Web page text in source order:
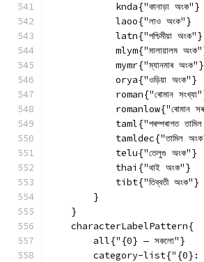
            knda{"কানাড়া অংক"}
            laoo{"লাও অংক"}
            latn{"পশ্চিমীয়া অংক"}
mlym{"মালায়ালম
            mymr{"ম্যানমাৰ অংক"}
            orya{"ওড়িয়া অংক"}
roman{"ৰোমান
romanlow{"ৰোমান
taml{"পৰম্পৰাগত তামিল
tamldec{"তামিল
            telu{"তেলুগু অংক"}
            thai{"থাই অংক"}
            tibt{"তিব্বতী অংক"}
        }
    }
    characterLabelPattern{
        all{"{0} — সকলো"}
category-list{"{0}: